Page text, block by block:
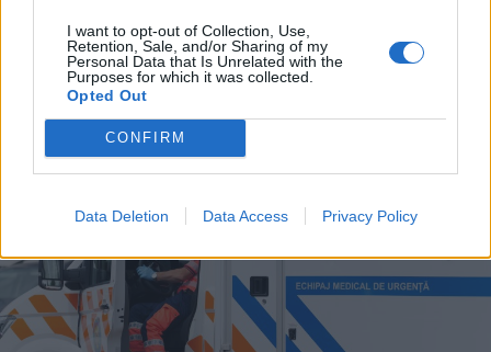
I want to opt-out of Collection, Use,
Retention, Sale, and/or Sharing of my
Personal Data that Is Unrelated with the
Purposes for which it was collected.
Opted Out
CONFIRM
Data Deletion Data Access Privacy Policy
Raed Arafat: elfogadhatatlan az
életmentők elleni erőszak